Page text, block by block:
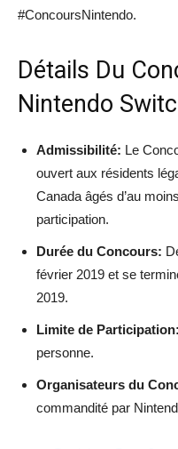
#ConcoursNintendo.
Détails Du
Nintendo
Admissibilité: Le
ouvert aux résidents
Canada âgés d’au
participation.
Durée du Concours:
février 2019 et se
2019.
Limite de Participation:
personne.
Organisateurs du
commandité par